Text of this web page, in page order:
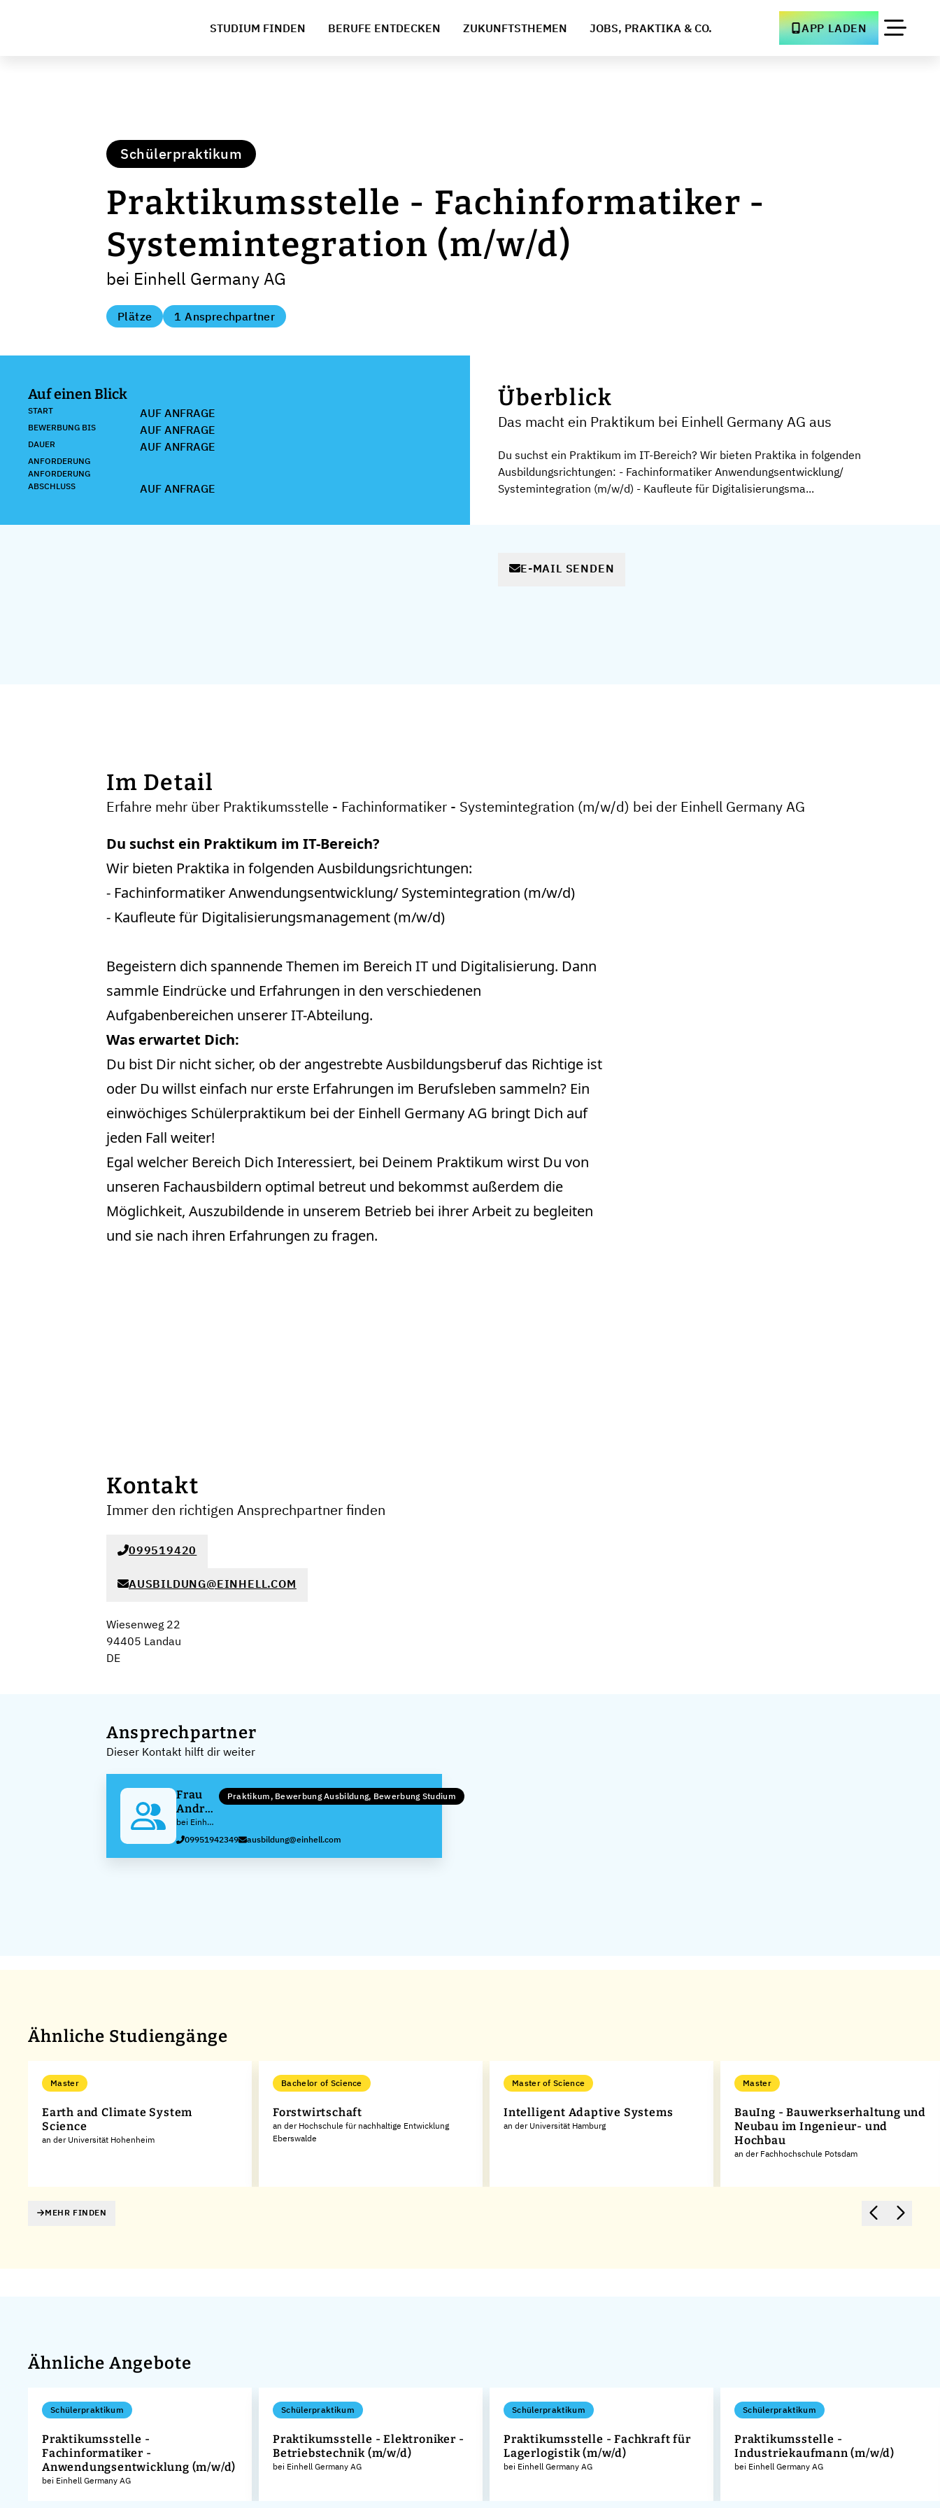
STUDIUM FINDEN BERUFE ENTDECKEN ZUKUNFTSTHEMEN JOBS, PRAKTIKA & CO. APP LADEN
Schülerpraktikum
Praktikumsstelle - Fachinformatiker -
Systemintegration (m/w/d)
bei Einhell Germany AG
Plätze 1 Ansprechpartner
Auf einen Blick
START AUF ANFRAGE
BEWERBUNG BIS AUF ANFRAGE
DAUER AUF ANFRAGE
ANFORDERUNG
ANFORDERUNG
ABSCHLUSS
AUF ANFRAGE
Überblick
Das macht ein Praktikum bei Einhell Germany AG aus
Du suchst ein Praktikum im IT-Bereich? Wir bieten Praktika in folgenden
Ausbildungsrichtungen: - Fachinformatiker Anwendungsentwicklung/
Systemintegration (m/w/d) - Kaufleute für Digitalisierungsma...
E-MAIL SENDEN
Im Detail
Erfahre mehr über Praktikumsstelle - Fachinformatiker - Systemintegration (m/w/d) bei der Einhell Germany AG
Du suchst ein Praktikum im IT-Bereich?
Wir bieten Praktika in folgenden Ausbildungsrichtungen:
- Fachinformatiker Anwendungsentwicklung/ Systemintegration (m/w/d)
- Kaufleute für Digitalisierungsmanagement (m/w/d)
Begeistern dich spannende Themen im Bereich IT und Digitalisierung. Dann
sammle Eindrücke und Erfahrungen in den verschiedenen
Aufgabenbereichen unserer IT-Abteilung.
Was erwartet Dich:
Du bist Dir nicht sicher, ob der angestrebte Ausbildungsberuf das Richtige ist
oder Du willst einfach nur erste Erfahrungen im Berufsleben sammeln? Ein
einwöchiges Schülerpraktikum bei der Einhell Germany AG bringt Dich auf
jeden Fall weiter!
Egal welcher Bereich Dich Interessiert, bei Deinem Praktikum wirst Du von
unseren Fachausbildern optimal betreut und bekommst außerdem die
Möglichkeit, Auszubildende in unserem Betrieb bei ihrer Arbeit zu begleiten
und sie nach ihren Erfahrungen zu fragen.
Kontakt
Immer den richtigen Ansprechpartner finden
099519420
AUSBILDUNG@EINHELL.COM
Wiesenweg 22
94405 Landau
DE
Ansprechpartner
Dieser Kontakt hilft dir weiter
Frau
Andrea
Etzel
bei Einhell
Germany
AG
Praktikum, Bewerbung Ausbildung, Bewerbung Studium
09951942349 ausbildung@einhell.com
Ähnliche Studiengänge
Master
Earth and Climate System
Science
an der Universität Hohenheim
Bachelor of Science
Forstwirtschaft
an der Hochschule für nachhaltige Entwicklung
Eberswalde
Master of Science
Intelligent Adaptive Systems
an der Universität Hamburg
Master
BauIng - Bauwerkserhaltung und
Neubau im Ingenieur- und
Hochbau
an der Fachhochschule Potsdam
MEHR FINDEN
Ähnliche Angebote
Schülerpraktikum
Praktikumsstelle -
Fachinformatiker -
Anwendungsentwicklung (m/w/d)
bei Einhell Germany AG
Schülerpraktikum
Praktikumsstelle - Elektroniker -
Betriebstechnik (m/w/d)
bei Einhell Germany AG
Schülerpraktikum
Praktikumsstelle - Fachkraft für
Lagerlogistik (m/w/d)
bei Einhell Germany AG
Schülerpraktikum
Praktikumsstelle -
Industriekaufmann (m/w/d)
bei Einhell Germany AG